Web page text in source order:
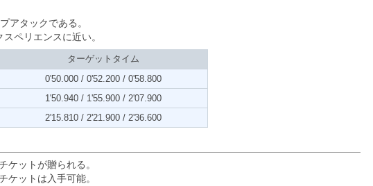
アタックである。
ペリエンスに近い。
ターゲットタイム
0'50.000 / 0'52.200 / 0'58.800
1'50.940 / 1'55.900 / 2'07.900
2'15.810 / 2'21.900 / 2'36.600
ットが贈られる。
ケットは入手可能。